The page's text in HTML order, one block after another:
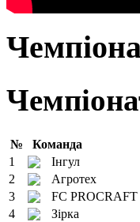
№ Команда
1
Інгул
2
Агротех
3
FC PROCRAFT
4
Зірка